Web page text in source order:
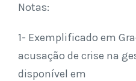
Notas:
1- Exemplificado em
acusação de crise na
disponível em